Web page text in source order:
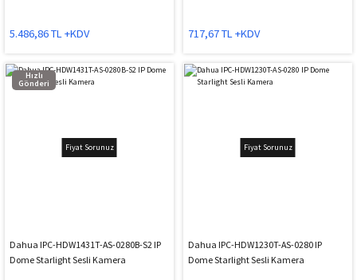
5.486,86 TL +KDV 717,67 TL +KDV
Fiyat Sorunuz
Hızlı
Gönderi
Dahua IPC-HDW1431T-AS-0280B-S2 IP
Dome Starlight Sesli Kamera
Fiyat Sorunuz
Dahua IPC-HDW1230T-AS-0280 IP
Dome Starlight Sesli Kamera